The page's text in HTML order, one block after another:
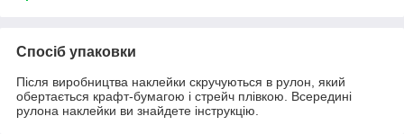
Спосіб упаковки
Після виробництва наклейки скручуються в рулон, який
обертається крафт-бумагою і стрейч плівкою. Всередині
рулона наклейки ви знайдете інструкцію.